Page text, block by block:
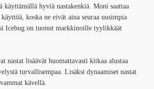
hyviä nastakenkiä. Moni saattaa
koska ne eivät aina seuraa uusimpia
Icebug on tuonut markkinoille tyylikkäät
nastat lisäävät huomattavasti kitkaa alustaa
turvallisempaa. Lisäksi dynaamiset nastat
kävellä.